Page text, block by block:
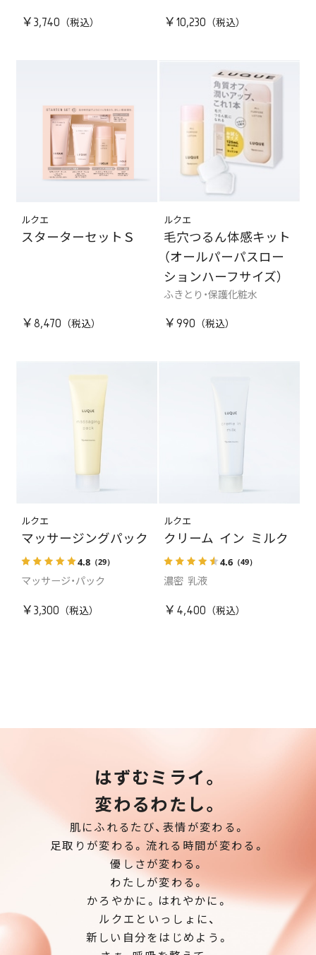
￥3,740 ￥10,230
ルクエ
スターターセットＳ
￥8,470
ルクエ
毛穴つるん体感キット
（オールパーパスロー
ションハーフサイズ）
ふきとり・保護化粧水
￥990
ルクエ
マッサージングパック
4.8 （29）
マッサージ・パック
￥3,300
ルクエ
クリーム イン ミルク
4.6（49）
濃密 乳液
￥4,400
はずむミライ。
変わるわたし。
肌にふれるたび、表情が変わる。
足取りが変わる。流れる時間が変わる。
優しさが変わる。
わたしが変わる。
かろやかに。はれやかに。
ルクエといっしょに、
新しい自分をはじめよう。